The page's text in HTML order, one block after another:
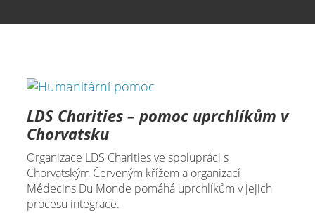
LDS Charities – pomoc uprchlíkům v
Chorvatsku
Organizace LDS Charities ve spolupráci s
Chorvatským Červeným křížem a organizací
Médecins Du Monde pomáhá uprchlíkům v jejich
procesu integrace.